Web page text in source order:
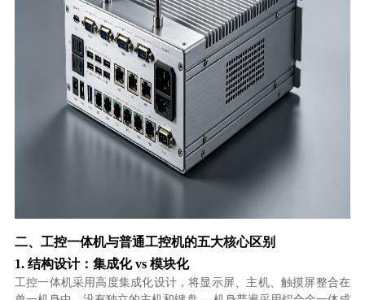
二、工控一体机与普通工控机的五大核心区别
1. 结构设计：集成化 vs 模块化
工控一体机采用高度集成化设计，将显示屏、主机、触摸屏整合在